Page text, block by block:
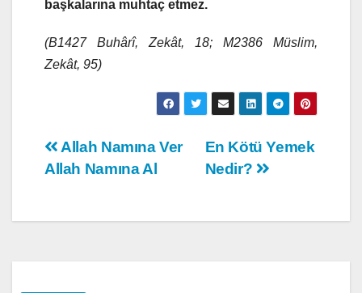
başkalarına muhtaç etmez.
(B1427 Buhârî, Zekât, 18; M2386 Müslim,
Zekât, 95)
Yazı
En Kötü Yemek
Nedir?
Allah Namına Ver
Allah Namına Al